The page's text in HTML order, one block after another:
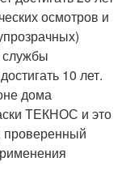
осмотров и
службы
10 лет.
дома
ТЕКНОС и это
проверенный